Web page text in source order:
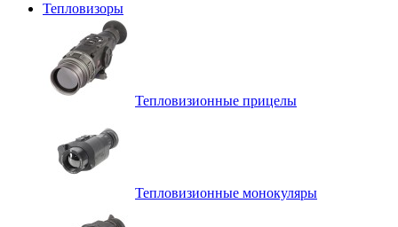
Тепловизоры
Тепловизионные прицелы
Тепловизионные монокуляры